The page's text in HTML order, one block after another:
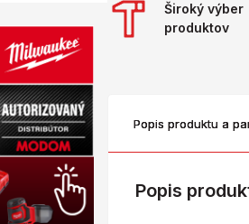
Široký výber
produktov
Popis produktu a
Popis